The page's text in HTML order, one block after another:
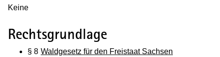
Keine
Rechtsgrundlage
§ 8 Waldgesetz für den Freistaat Sachsen